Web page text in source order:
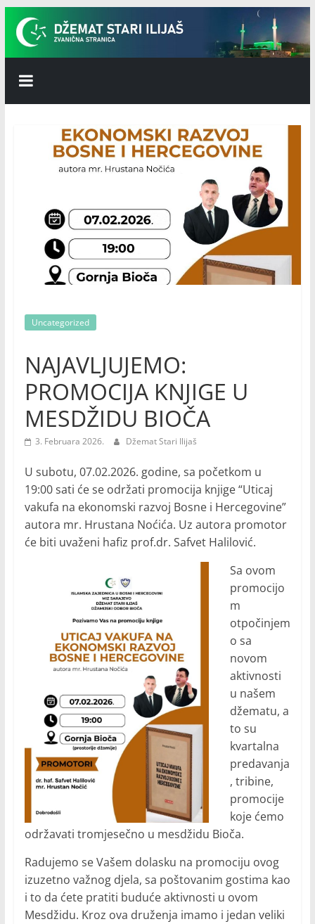
Skip
content
Džemat
Stari
Ilijaš
Uncategorized
NAJAVLJUJEMO:
PROMOCIJA KNJIGE U
MESDŽIDU BIOČA
3. Februara 2026. Džemat Stari Ilijaš
U subotu, 07.02.2026. godine, sa početkom u
19:00 sati će se održati promocija knjige “Uticaj
vakufa na ekonomski razvoj Bosne i Hercegovine”
autora mr. Hrustana Noćića. Uz autora promotor
će biti uvaženi hafiz prof.dr. Safvet Halilović.
Sa ovom
promocijo
m
otpočinjem
o sa
novom
aktivnosti
u našem
džematu, a
to su
kvartalna
predavanja
, tribine,
promocije
koje ćemo
održavati tromjesečno u mesdžidu Bioča.
Radujemo se Vašem dolasku na promociju ovog
izuzetno važnog djela, sa poštovanim gostima kao
i to da ćete pratiti buduće aktivnosti u ovom
Mesdžidu. Kroz ova druženja imamo i jedan veliki